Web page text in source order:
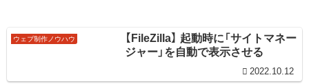
ウェブ制作ノウハウ
【FileZilla】 起動時に「サイトマネー
ジャー」を自動で表示させる
2022.10.12